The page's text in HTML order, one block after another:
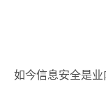
如今信息安全是